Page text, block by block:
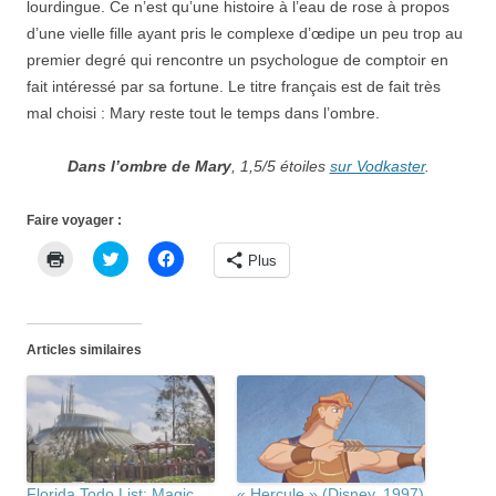
lourdingue. Ce n’est qu’une histoire à l’eau de rose à propos
d’une vielle fille ayant pris le complexe d’œdipe un peu trop au
premier degré qui rencontre un psychologue de comptoir en
fait intéressé par sa fortune. Le titre français est de fait très
mal choisi : Mary reste tout le temps dans l’ombre.
Dans l’ombre de Mary, 1,5/5 étoiles sur Vodkaster.
Faire voyager :
e
r
p
o
u
r
i
m
p
r
i
m
C
l
e
z
p
o
a
r
t
a
g
C
l
o
u
r
p
a
r
t
a
g
Plus
Articles similaires